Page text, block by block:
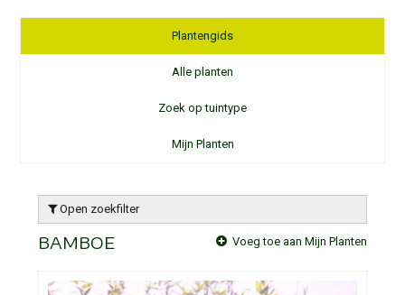
Plantengids
Alle planten
Zoek op tuintype
Mijn Planten
Open zoekfilter
BAMBOE Voeg toe aan Mijn Planten